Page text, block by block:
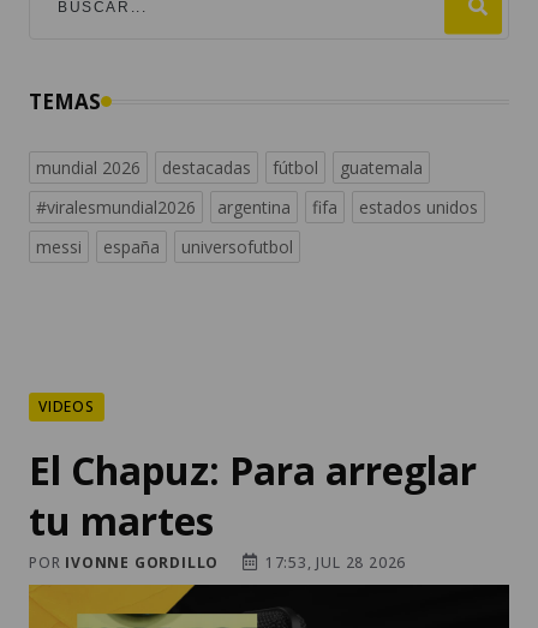
TEMAS
mundial 2026 destacadas fútbol
guatemala
#viralesmundial2026
argentina fifa
estados unidos
messi
españa universofutbol
VIDEOS
El Chapuz: Para arreglar
tu martes
POR IVONNE GORDILLO 17:53, JUL 28 2026